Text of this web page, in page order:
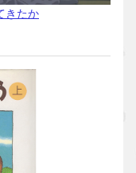
きたか